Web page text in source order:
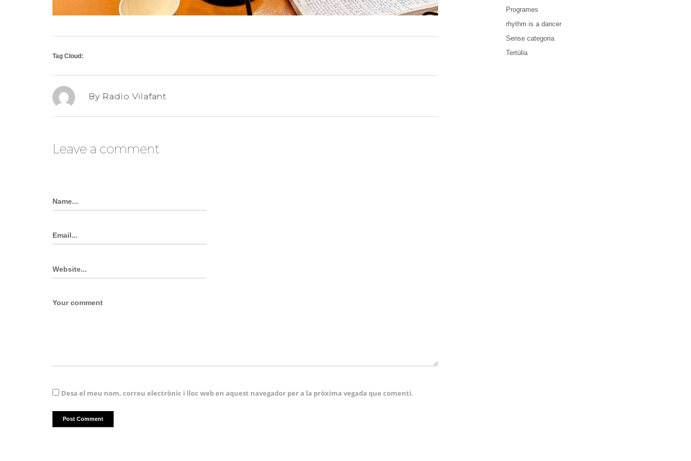
Tag Cloud:
By Radio Vilafant
Leave a comment
Desa el meu nom, correu electrònic i lloc web en aquest navegador per a la pròxima vegada que comenti.
Programes
rhythm is a dancer
Sense categoria
Tertúlia